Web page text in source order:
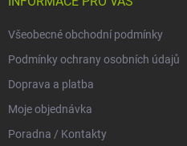
Všeobecné obchodní podmínky
Podmínky ochrany osobních údajů
Doprava a platba
Moje objednávka
Poradna / Kontakty